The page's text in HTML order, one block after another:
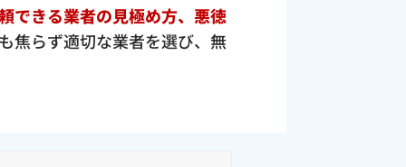
できる業者の見極め方、悪徳
焦らず適切な業者を選び、無